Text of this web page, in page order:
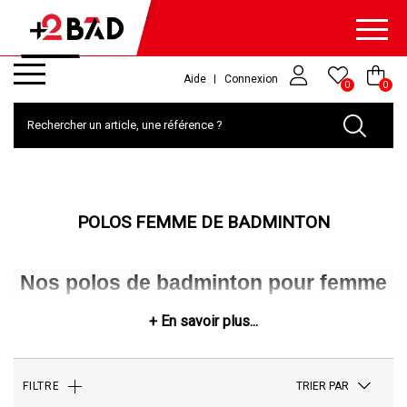
Aide Connexion 0 0
POLOS FEMME DE BADMINTON
Nos polos de badminton pour femme
polos de badminton pour femme
FILTRE TRIER PAR